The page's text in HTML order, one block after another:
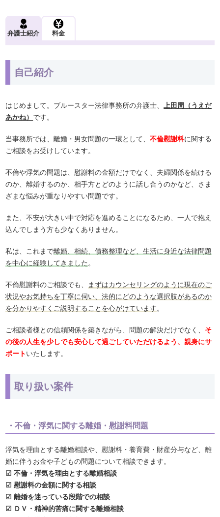
弁護士紹介 料金
自己紹介
はじめまして。ブルースター法律事務所の弁護士、
上田周（うえだ
あかね） です。
当事務所では、離婚・男女問題の一環として、不倫慰謝料に関する
ご相談をお受けしています。
不倫や浮気の問題は、慰謝料の金額だけでなく、夫婦関係を続ける
のか、離婚するのか、相手方とどのように話し合うのかなど、さま
ざまな悩みが重なりやすい問題です。
また、不安が大きい中で対応を進めることになるため、一人で抱え
込んでしまう方も少なくありません。
私は、これまで離婚、相続、債務整理など、生活に身近な法律問題
を中心に経験してきました 。
不倫慰謝料のご相談でも、
まずはカウンセリングのように現在のご
状況やお気持ちを丁寧に伺い、法的にどのような選択肢があるのか
を分かりやすくご説明することを心がけています。
ご相談者様との信頼関係を築きながら、問題の解決だけでなく、 そ
の後の人生を少しでも安心して過ごしていただけるよう、親身にサ
ポートいたします。
取り扱い案件
・不倫・浮気に関する離婚・慰謝料問題
浮気を理由とする離婚相談や、慰謝料・養育費・財産分与など、離
婚に伴うお金や子どもの問題について相談できます。
☑ 不倫・浮気を理由とする離婚相談
☑ 慰謝料の金額に関する相談
☑ 離婚を迷っている段階での相談
☑ ＤＶ・精神的苦痛に関する離婚相談